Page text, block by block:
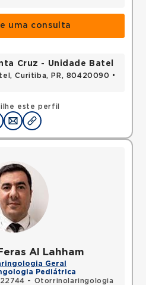
uma consulta
este perfil
Cruz - Unidade Batel
Curitiba, PR, 80420090 •
Al Lahham
Geral
Pediátrica
22744 - Otorrinolaringologia